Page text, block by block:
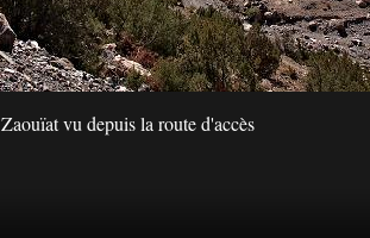
Zaouïat vu depuis la route d'accès